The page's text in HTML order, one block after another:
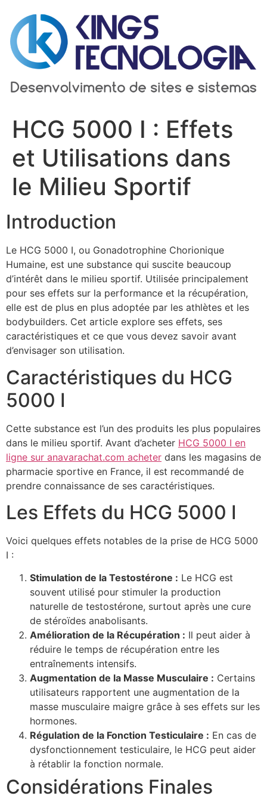
para
conteúdo
HCG 5000 I : Effets
et Utilisations dans
le Milieu Sportif
Introduction
Le HCG 5000 I, ou Gonadotrophine Chorionique
Humaine, est une substance qui suscite beaucoup
d’intérêt dans le milieu sportif. Utilisée principalement
pour ses effets sur la performance et la récupération,
elle est de plus en plus adoptée par les athlètes et les
bodybuilders. Cet article explore ses effets, ses
caractéristiques et ce que vous devez savoir avant
d’envisager son utilisation.
Caractéristiques du HCG
5000 I
Cette substance est l’un des produits les plus populaires
dans le milieu sportif. Avant d’acheter HCG 5000 I en
ligne sur anavarachat.com acheter dans les magasins de
pharmacie sportive en France, il est recommandé de
prendre connaissance de ses caractéristiques.
Les Effets du HCG 5000 I
Voici quelques effets notables de la prise de HCG 5000
I :
Stimulation de la Testostérone : Le HCG est
souvent utilisé pour stimuler la production
naturelle de testostérone, surtout après une cure
de stéroïdes anabolisants.
Amélioration de la Récupération : Il peut aider à
réduire le temps de récupération entre les
entraînements intensifs.
Augmentation de la Masse Musculaire : Certains
utilisateurs rapportent une augmentation de la
masse musculaire maigre grâce à ses effets sur les
hormones.
Régulation de la Fonction Testiculaire : En cas de
dysfonctionnement testiculaire, le HCG peut aider
à rétablir la fonction normale.
Considérations Finales